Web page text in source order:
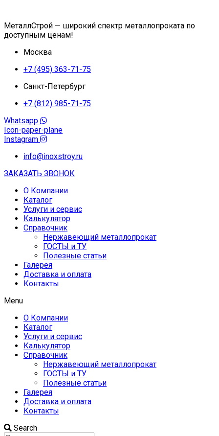
МеталлСтрой — широкий спектр металлопроката по
доступным ценам!
Москва
+7 (495) 363-71-75
Санкт-Петербург
+7 (812) 985-71-75
Whatsapp
Icon-paper-plane
Instagram
info@inoxstroy.ru
ЗАКАЗАТЬ ЗВОНОК
О Компании
Каталог
Услуги и сервис
Калькулятор
Справочник
Нержавеющий металлопрокат
ГОСТЫ и ТУ
Полезные статьи
Галерея
Доставка и оплата
Контакты
Menu
О Компании
Каталог
Услуги и сервис
Калькулятор
Справочник
Нержавеющий металлопрокат
ГОСТЫ и ТУ
Полезные статьи
Галерея
Доставка и оплата
Контакты
Search